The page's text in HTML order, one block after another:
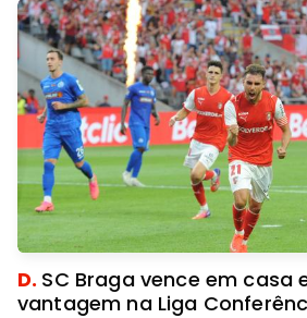
D. SC Braga vence em casa
vantagem na Liga